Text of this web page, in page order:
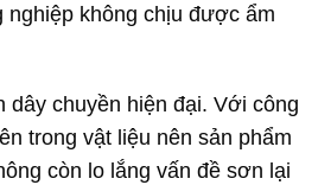
nghiệp không chịu được ẩm
chuyền hiện đại. Với công
trong vật liệu nên sản phẩm
còn lo lắng vấn đề sơn lại